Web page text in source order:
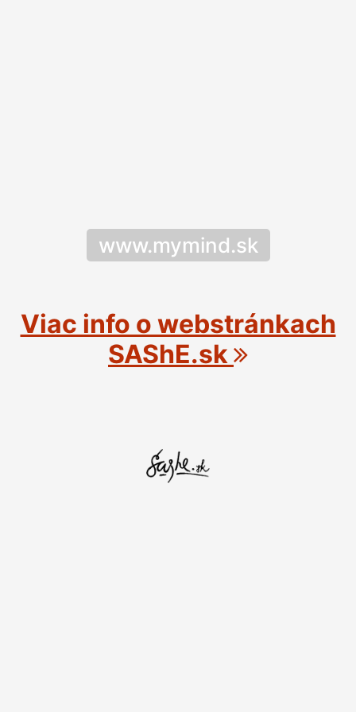
www.mymind.sk
Viac info o webstránkach
SAShE.sk